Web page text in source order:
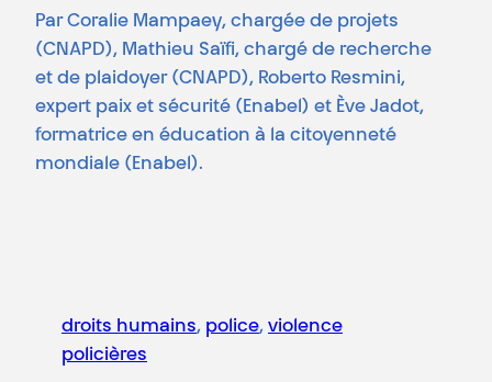
Par Coralie Mampaey, chargée de projets
(CNAPD), Mathieu Saïfi, chargé de recherche
et de plaidoyer (CNAPD), Roberto Resmini,
expert paix et sécurité (Enabel) et Ève Jadot,
formatrice en éducation à la citoyenneté
mondiale (Enabel).
droits humains, police, violence
policières